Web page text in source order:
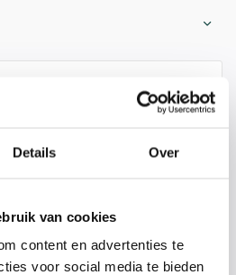
Details Over
van cookies
content en advertenties te
voor social media te bieden
Neem contact met ons op voor